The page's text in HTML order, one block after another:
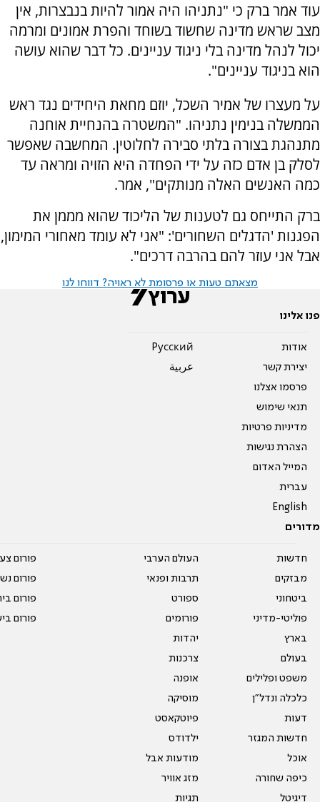
עוד אמר ברק כי "נתניהו היה אמור להיות בנבצרות, אין
מצב שראש מדינה שחשוד בשוחד והפרת אמונים ומרמה
יכול לנהל מדינה בלי ניגוד עניינים. כל דבר שהוא עושה
הוא בניגוד עניינים".
על מעצרו של אמיר השכל, יוזם מחאת היחידים נגד ראש
הממשלה בנימין נתניהו. "המשטרה בהנחיית אוחנה
מתנהגת בצורה בלתי סבירה לחלוטין. המחשבה שאפשר
לסלק בן אדם כזה על ידי הפחדה היא הזויה ומראה עד
כמה האנשים האלה מנותקים", אמר.
ברק התייחס גם לטענות של הליכוד שהוא מממן את
הפגנות 'הדגלים השחורים': "אני לא עומד מאחורי המימון,
אבל אני עוזר להם בהרבה דרכים".
מצאתם טעות או פרסומת לא ראויה? דווחו לנו
פנו אלינו
אודות
יצירת קשר
פרסמו אצלנו
תנאי שימוש
מדיניות פרטיות
הצהרת נגישות
המייל האדום
עברית
English
Pусский
عربية
מדורים
חדשות
מבזקים
ביטחוני
פוליטי-מדיני
בארץ
בעולם
משפט ופלילים
כלכלה ונדל"ן
דעות
חדשות המגזר
אוכל
כיפה שחורה
דיגיטל
העולם הערבי
תרבות ופנאי
ספורט
פורומים
יהדות
צרכנות
אופנה
מוסיקה
פיוטקאסט
ילדודס
מודעות אבל
מזג אוויר
תגיות
פורום
פורום
פורום
פורום